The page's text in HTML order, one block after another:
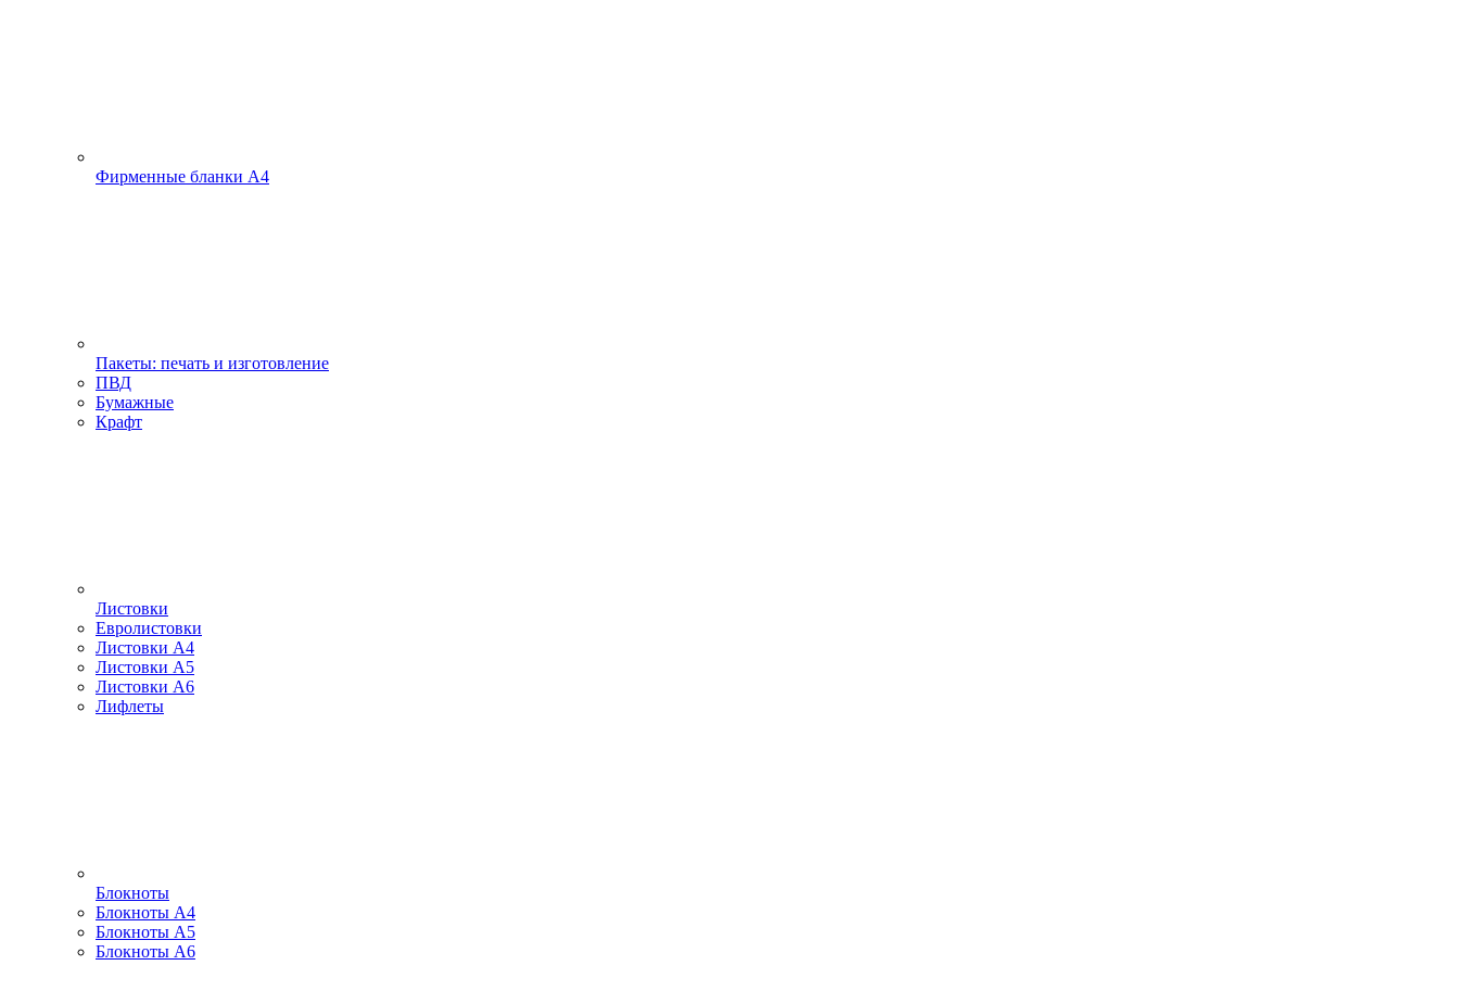
Фирменные бланки А4
Пакеты: печать и изготовление
ПВД
Бумажные
Крафт
Листовки
Евролистовки
Листовки А4
Листовки А5
Листовки А6
Лифлеты
Блокноты
Блокноты А4
Блокноты А5
Блокноты А6